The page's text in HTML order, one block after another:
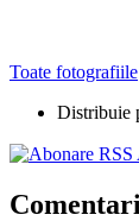
Toate fotografiile
Distribuie